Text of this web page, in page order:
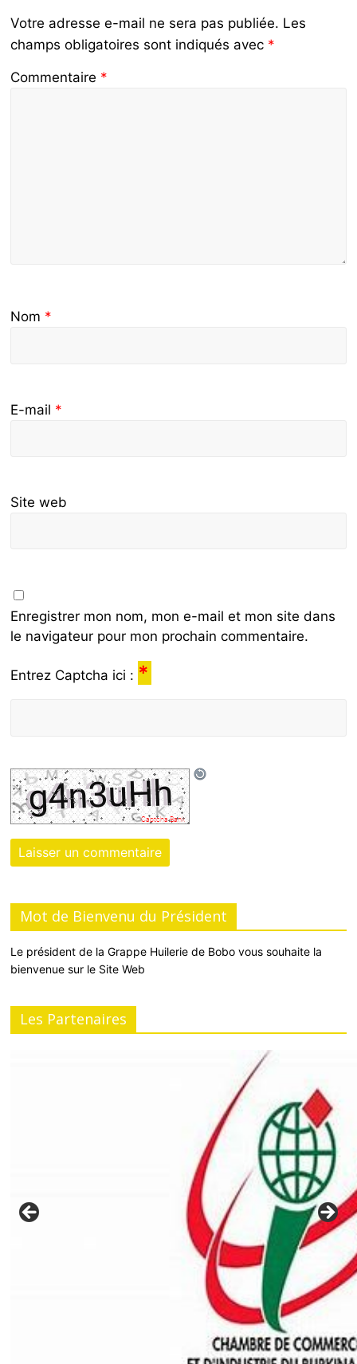
Votre adresse e-mail ne sera pas publiée. Les
champs obligatoires sont indiqués avec *
Commentaire *
Nom *
E-mail *
Site web
Enregistrer mon nom, mon e-mail et mon site dans
le navigateur pour mon prochain commentaire.
Entrez Captcha ici : *
Mot de Bienvenu du Président
Le président de la Grappe Huilerie de Bobo vous souhaite la
bienvenue sur le Site Web
Les Partenaires